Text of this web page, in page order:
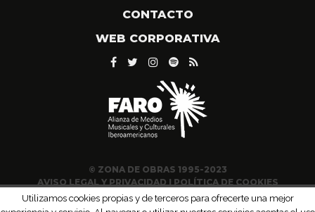
CONTACTO
WEB CORPORATIVA
© ZONA DE OBRAS 1995-2023
AVISO LEGAL Y PRIVACIDAD|POLÍTICA DE COOKIES
Utilizamos cookies propias y de terceros para ofrecerte una mejor